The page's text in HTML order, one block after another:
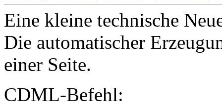
Eine kleine technische
Die automatischer
einer Seite.
CDML-Befehl: